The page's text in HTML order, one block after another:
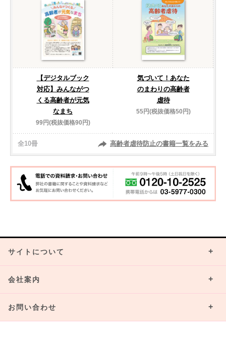
【デジタルブック
対応】みんながつ
くる高齢者が元気
なまち
99円(税抜価格90円)
気づいて！あなた
のまわりの高齢者
虐待
55円(税抜価格50円)
全10冊 高齢者虐待防止の書籍一覧をみる
サイトについて
会社案内
お問い合わせ